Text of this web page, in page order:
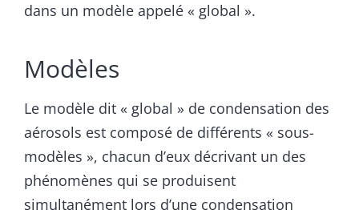
dans un modèle appelé « global ».
Modèles
Le modèle dit « global » de condensation des
aérosols est composé de différents « sous-
modèles », chacun d’eux décrivant un des
phénomènes qui se produisent
simultanément lors d’une condensation